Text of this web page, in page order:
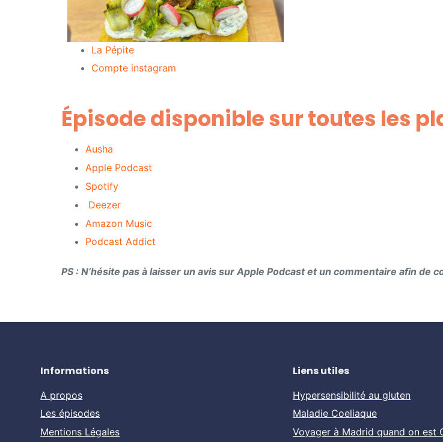
La Pépite
Compte instagram
Épisode disponible sur toutes les
Ausha
Apple Podcast
Spotify
Deezer
Amazon Music
Podcast Addict
PS : N’hésite pas à laisser un avis sur Apple Podcast et un commentaire afin de
Informations
A propos
Les épisodes
Mentions Légales
Liens utiles
Hypersensibilité au gluten
Maladie Coeliaque
Voyager à Madrid quand on est